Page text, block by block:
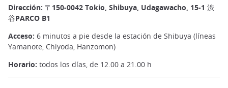
Dirección: 〒150-0042 Tokio, Shibuya, Udagawacho, 15-1 渋
谷PARCO B1
Acceso: 6 minutos a pie desde la estación de Shibuya (líneas
Yamanote, Chiyoda, Hanzomon)
Horario: todos los días, de 12.00 a 21.00 h